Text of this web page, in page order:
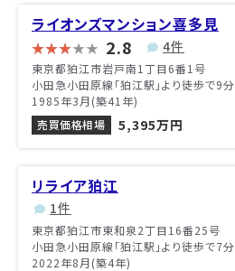
ライオンズマンション喜多見
2.8 4件
東京都狛江市岩戸南1丁目6番1号
小田急小田原線「狛江駅」より徒歩で9分
1985年3月(築41年)
売買価格相場
5,395万円
リライア狛江
1件
東京都狛江市東和泉2丁目16番25号
小田急小田原線「狛江駅」より徒歩で7分
2022年8月(築4年)